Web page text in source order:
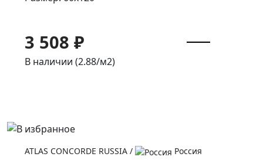
3 508 ₽
В наличии (2.88/м2)
ATLAS CONCORDE RUSSIA / Россия